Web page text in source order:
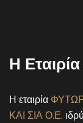
Η
Η εταιρία
ΚΑΙ ΣΙΑ Ο.Ε.